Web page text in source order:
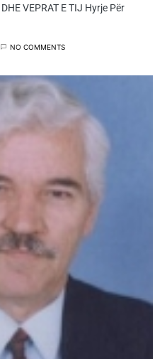
VEPRAT E TIJ Hyrje Për
NO COMMENTS